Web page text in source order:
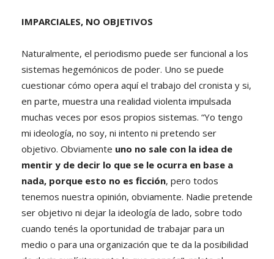
IMPARCIALES, NO OBJETIVOS
Naturalmente, el periodismo puede ser funcional a los
sistemas hegemónicos de poder. Uno se puede
cuestionar cómo opera aquí el trabajo del cronista y si,
en parte, muestra una realidad violenta impulsada
muchas veces por esos propios sistemas. “Yo tengo
mi ideología, no soy, ni intento ni pretendo ser
objetivo. Obviamente uno no sale con la idea de
mentir y de decir lo que se le ocurra en base a
nada, porque esto no es ficción, pero todos
tenemos nuestra opinión, obviamente. Nadie pretende
ser objetivo ni dejar la ideología de lado, sobre todo
cuando tenés la oportunidad de trabajar para un
medio o para una organización que te da la posibilidad